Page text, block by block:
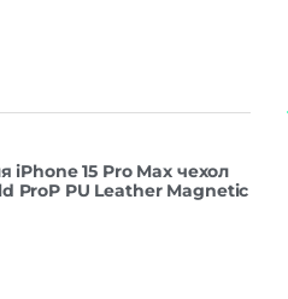
iPhone 15 Pro Max чехол
ProP PU Leather Magnetic